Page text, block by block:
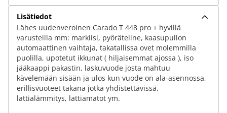
Lisätiedot
Lähes uudenveroinen Carado T 448 pro + hyvillä
varusteilla mm: markiisi, pyöräteline, kaasupullon
automaattinen vaihtaja, takatallissa ovet molemmilla
puolilla, upotetut ikkunat ( hiljaisemmat ajossa ), iso
jääkaappi pakastin, laskuvuode josta mahtuu
kävelemään sisään ja ulos kun vuode on ala-asennossa,
erillisvuoteet takana jotka yhdistettävissä,
lattialämmitys, lattiamatot ym.